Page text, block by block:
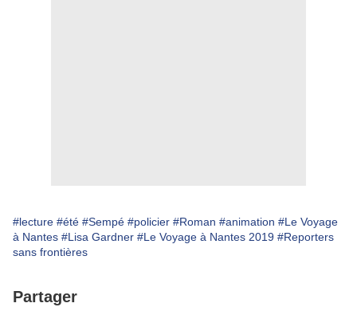
#lecture #été #Sempé #policier #Roman #animation #Le Voyage
à Nantes #Lisa Gardner #Le Voyage à Nantes 2019 #Reporters
sans frontières
Partager